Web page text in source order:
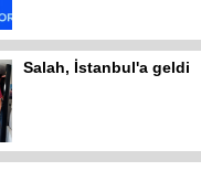
Salah, İstanbul'a geldi